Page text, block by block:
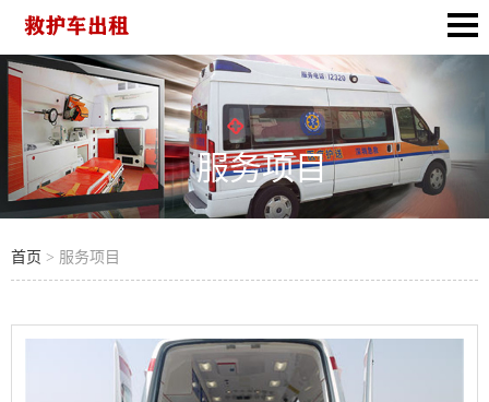
服务项目
首页 > 服务项目